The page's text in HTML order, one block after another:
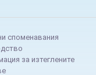
споменавания
за изтеглените